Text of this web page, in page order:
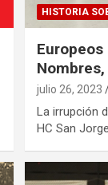
HISTORIA
julio 26, 2023
La irrupción
HC San